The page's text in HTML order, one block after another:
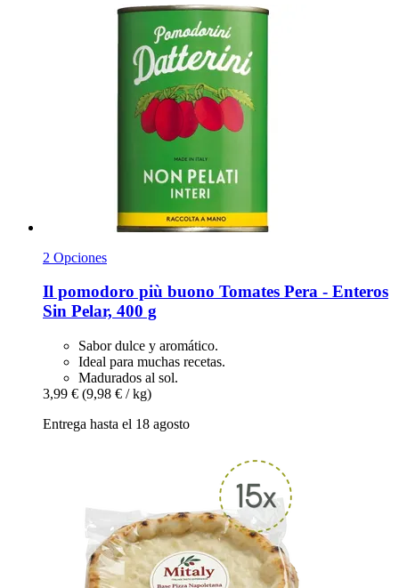
2 Opciones
Il pomodoro più buono Tomates Pera -​ Enteros
Sin Pelar, 400 g
Sabor dulce y aromático.
Ideal para muchas recetas.
Madurados al sol.
3,99 € (9,98 € / kg)
Entrega hasta el 18 agosto